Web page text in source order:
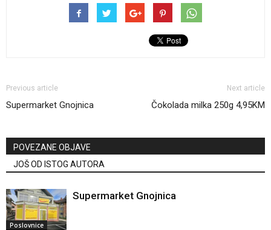
Previous article
Supermarket Gnojnica
Next article
Čokolada milka 250g 4,95KM
POVEZANE OBJAVE
JOŠ OD ISTOG AUTORA
Poslovnice
Supermarket Gnojnica